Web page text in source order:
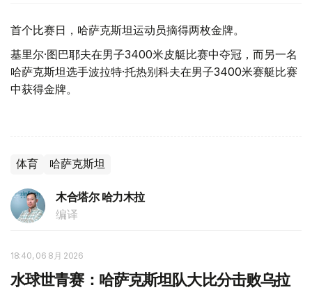
首个比赛日，哈萨克斯坦运动员摘得两枚金牌。
基里尔·图巴耶夫在男子3400米皮艇比赛中夺冠，而另一名
哈萨克斯坦选手波拉特·托热别科夫在男子3400米赛艇比赛
中获得金牌。
体育 哈萨克斯坦
木合塔尔 哈力木拉
编译
18:40, 06 8月 2026
水球世青赛：哈萨克斯坦队大比分击败乌拉